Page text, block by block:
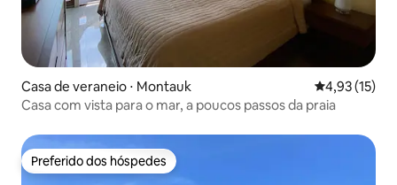
Casa de veraneio ⋅ Montauk 4,93 de uma
4,93 (15)
Casa com vista para o mar, a poucos passos da praia
Preferido dos hóspedes
Preferido dos hóspedes